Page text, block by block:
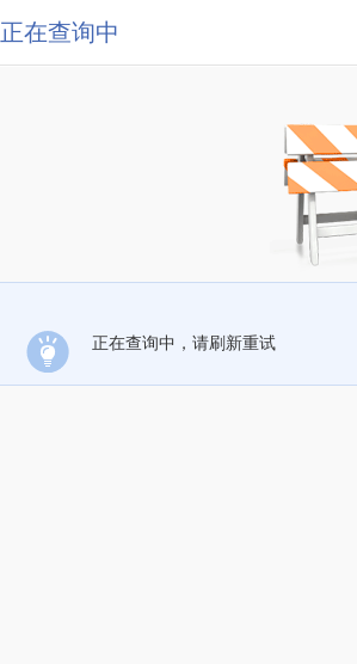
正在查询中
正在查询中，请刷新重试